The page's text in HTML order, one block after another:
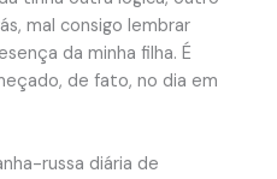
mal consigo lembrar
da minha filha. É
de fato, no dia em
russa diária de